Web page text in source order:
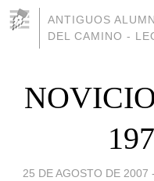
ANTIGUOS
DEL CAMINO -
25 DE AGOSTO DE 2007